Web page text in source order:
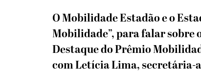
O Mobilidade Estadão e o
Mobilidade”, para falar sobre
Destaque do Prêmio
com Letícia Lima, secretária-